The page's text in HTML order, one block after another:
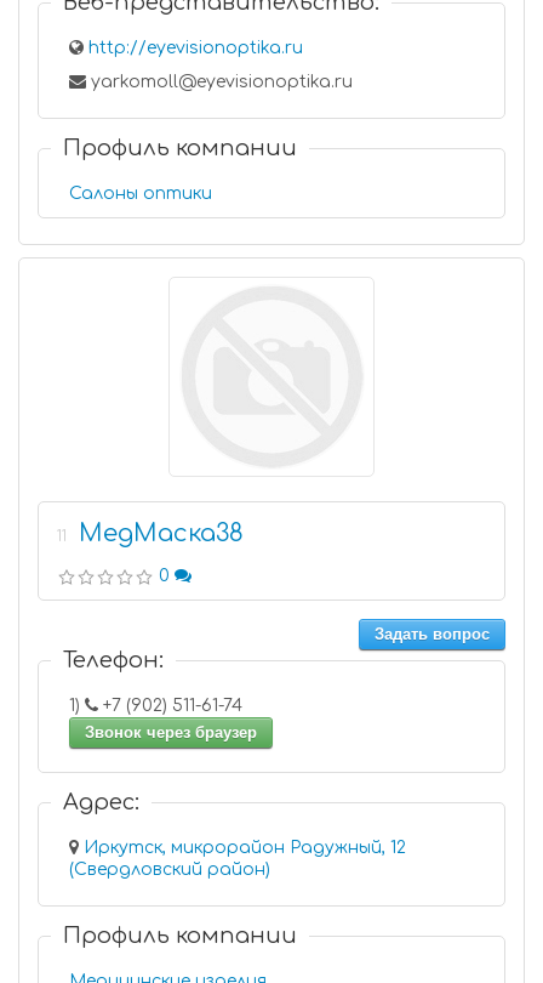
http://eyevisionoptika.ru
yarkomoll@eyevisionoptika.ru
Профиль компании
Салоны оптики
11 МедМаска38
0
Задать вопрос
Телефон:
1)
+7 (902) 511-61-74
Звонок через браузер
Адрес:
Иркутск, микрорайон Радужный, 12
(Свердловский район)
Профиль компании